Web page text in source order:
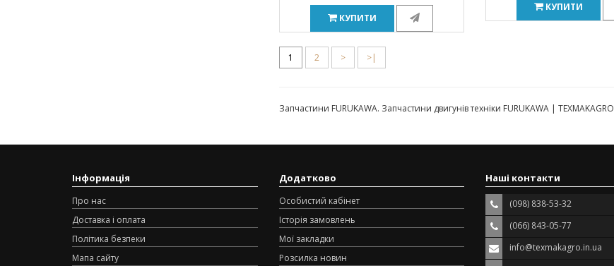
КУПИТИ
КУПИТИ
1 2 > >|
Запчастини FURUKAWA. Запчастини двигунів техніки FURUKAWA | TEXMAKAGRO
Інформація
Про нас
Доставка і оплата
Політика безпеки
Мапа сайту
Додатково
Особистий кабінет
Історія замовлень
Мої закладки
Розсилка новин
Наші контакти
(098) 838-53-32
(066) 843-05-77
info@texmakagro.in.ua